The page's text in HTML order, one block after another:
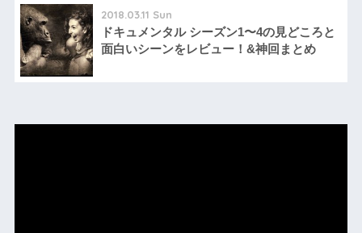
2018.03.11 Sun
ドキュメンタル シーズン1〜4の見どころと
面白いシーンをレビュー！&神回まとめ